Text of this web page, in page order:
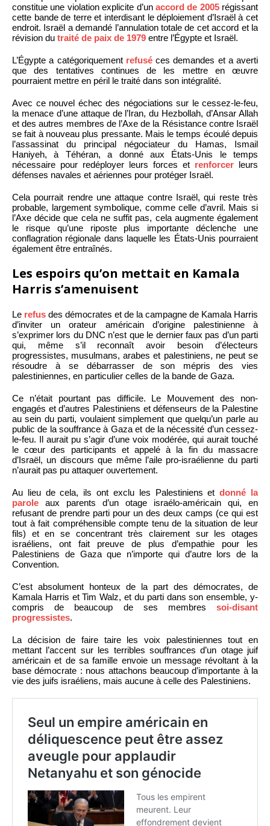
constitue une violation explicite d’un accord de 2005régissant
cette bande de terre et interdisant le déploiement d’Israël à cet
endroit. Israël a demandé l’annulation totale de cet accord et la
révision du traité de paix de 1979 entre l’Égypte et Israël.
L’Égypte a catégoriquement refuséces demandes et a averti
que des tentatives continues de les mettre en œuvre
pourraient mettre en péril le traité dans son intégralité.
Avec ce nouvel échec des négociations sur le cessez-le-feu,
la menace d’une attaque de l’Iran, du Hezbollah, d’Ansar Allah
et des autres membres de l’Axe de la Résistance contre Israël
se fait à nouveau plus pressante. Mais le temps écoulé depuis
l’assassinat du principal négociateur du Hamas, Ismail
Haniyeh, à Téhéran, a donné aux États-Unis le temps
nécessaire pour redéployer leurs forces et renforcer leurs
défenses navales et aériennes pour protéger Israël.
Cela pourrait rendre une attaque contre Israël, qui reste très
probable, largement symbolique, comme celle d’avril. Mais si
l’Axe décide que cela ne suffit pas, cela augmente également
le risque qu’une riposte plus importante déclenche une
conflagration régionale dans laquelle les États-Unis pourraient
également être entraînés.
Les espoirs qu’on mettait en Kamala
Harris s’amenuisent
Le refus des démocrates et de la campagne de Kamala Harris
d’inviter un orateur américain d’origine palestinienne à
s’exprimer lors du DNC n’est que le dernier faux pas d’un parti
qui, même s’il reconnaît avoir besoin d’électeurs
progressistes, musulmans, arabes et palestiniens, ne peut se
résoudre à se débarrasser de son mépris des vies
palestiniennes, en particulier celles de la bande de Gaza.
Ce n’était pourtant pas difficile. Le Mouvement des non-
engagés et d’autres Palestiniens et défenseurs de la Palestine
au sein du parti, voulaient simplement que quelqu’un parle au
public de la souffrance à Gaza et de la nécessité d’un cessez-
le-feu. Il aurait pu s’agir d’une voix modérée, qui aurait touché
le cœur des participants et appelé à la fin du massacre
d’Israël, un discours que même l’aile pro-israélienne du parti
n’aurait pas pu attaquer ouvertement.
Au lieu de cela, ils ont exclu les Palestiniens etdonné la
parole aux parents d’un otage israélo-américain qui, en
refusant de prendre parti pour un des deux camps (ce qui est
tout à fait compréhensible compte tenu de la situation de leur
fils) et en se concentrant très clairement sur les otages
israéliens, ont fait preuve de plus d’empathie pour les
Palestiniens de Gaza que n’importe qui d’autre lors de la
Convention.
C’est absolument honteux de la part des démocrates, de
Kamala Harris et Tim Walz, et du parti dans son ensemble, y-
compris de beaucoup de ses membres soi-disant
progressistes.
La décision de faire taire les voix palestiniennes tout en
mettant l’accent sur les terribles souffrances d’un otage juif
américain et de sa famille envoie un message révoltant à la
base démocrate : nous attachons beaucoup d’importante à la
vie des juifs israéliens, mais aucune à celle des Palestiniens.